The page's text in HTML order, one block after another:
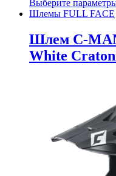
Выберите
Шлемы FULL FACE
Шлем C-
White